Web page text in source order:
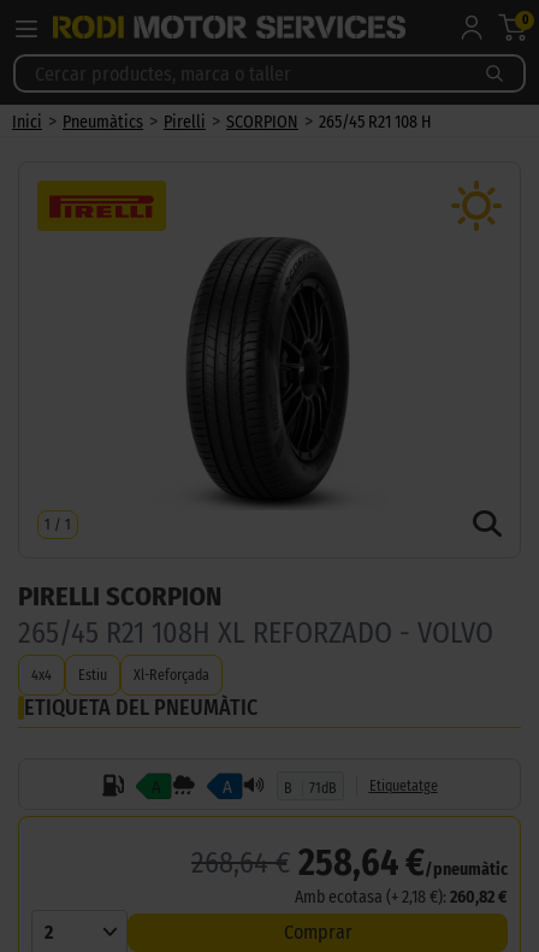
0
Inici > Pneumàtics > Pirelli > SCORPION > 265/45 R21 108 H
1 / 1
PIRELLI SCORPION
265/45 R21 108H XL REFORZADO - VOLVO
4x4 Estiu Xl-Reforçada
ETIQUETA DEL PNEUMÀTIC
A A B 71dB Etiquetatge
268,64 € 258,64 €/pneumàtic
Amb ecotasa (+ 2,18 €): 260,82 €
2 Comprar